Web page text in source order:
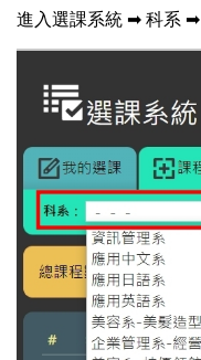
進入選課系統 ➡ 科系 ➡